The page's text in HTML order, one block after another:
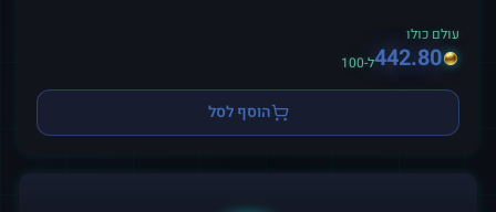
עולם כולו
442.80ל-100
הוסף לסל